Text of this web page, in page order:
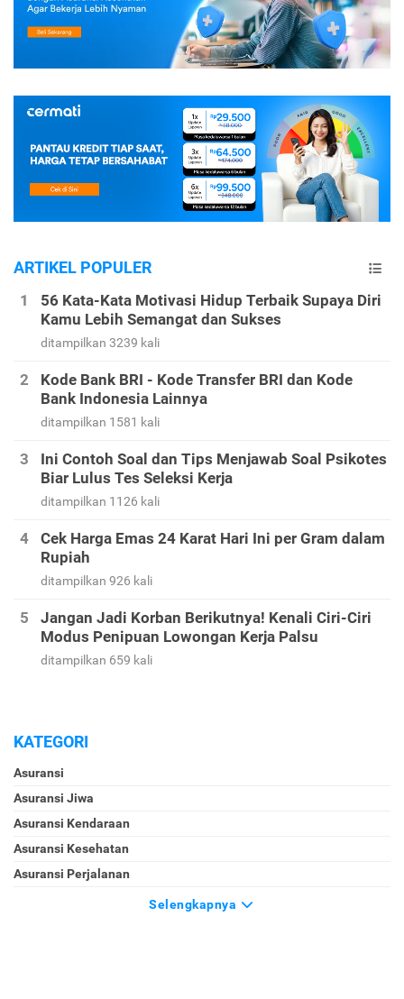
ARTIKEL POPULER
56 Kata-Kata Motivasi Hidup Terbaik Supaya Diri
Kamu Lebih Semangat dan Sukses
ditampilkan 3239 kali
Kode Bank BRI - Kode Transfer BRI dan Kode
Bank Indonesia Lainnya
ditampilkan 1581 kali
Ini Contoh Soal dan Tips Menjawab Soal Psikotes
Biar Lulus Tes Seleksi Kerja
ditampilkan 1126 kali
Cek Harga Emas 24 Karat Hari Ini per Gram dalam
Rupiah
ditampilkan 926 kali
Jangan Jadi Korban Berikutnya! Kenali Ciri-Ciri
Modus Penipuan Lowongan Kerja Palsu
ditampilkan 659 kali
KATEGORI
Asuransi
Asuransi Jiwa
Asuransi Kendaraan
Asuransi Kesehatan
Asuransi Perjalanan
Selengkapnya